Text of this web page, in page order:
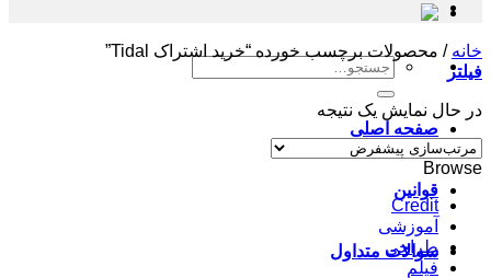
جستجو
صفحه اصلی
قوانین
سوالات متداول
خانه / محصولات برچسب خورده “خرید اشتراک Tidal”
فیلتر
در حال نمایش یک نتیجه
Browse
Credit
آموزشی
طراحی
فیلم